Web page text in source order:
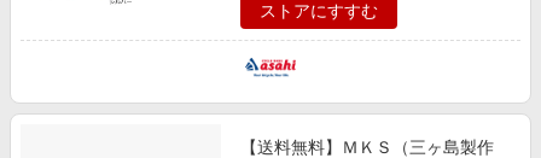
ストアにすすむ
【送料無料】ＭＫＳ（三ヶ島製作